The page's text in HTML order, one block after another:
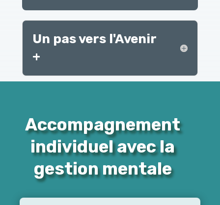
Un pas vers l'Avenir
+
Accompagnement
individuel avec la
gestion mentale